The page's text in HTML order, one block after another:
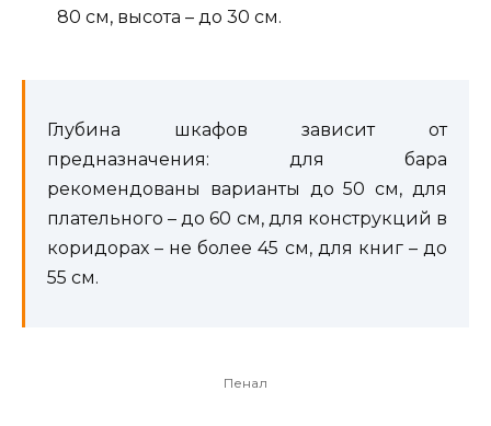
80 см, высота – до 30 см.
Глубина шкафов зависит от
предназначения: для бара
рекомендованы варианты до 50 см, для
плательного – до 60 см, для конструкций в
коридорах – не более 45 см, для книг – до
55 см.
Пенал